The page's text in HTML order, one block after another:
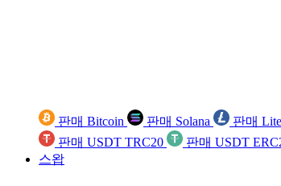
판매 Bitcoin 판매 Solana 판매
판매 USDT TRC20
판매 USDT
스왑